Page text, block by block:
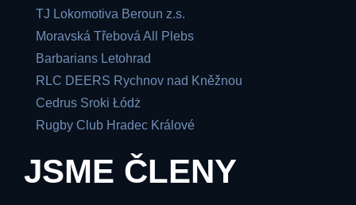
TJ Lokomotiva Beroun z.s.
Moravská Třebová All Plebs
Barbarians Letohrad
RLC DEERS Rychnov nad Kněžnou
Cedrus Sroki Łódż
Rugby Club Hradec Králové
JSME ČLENY